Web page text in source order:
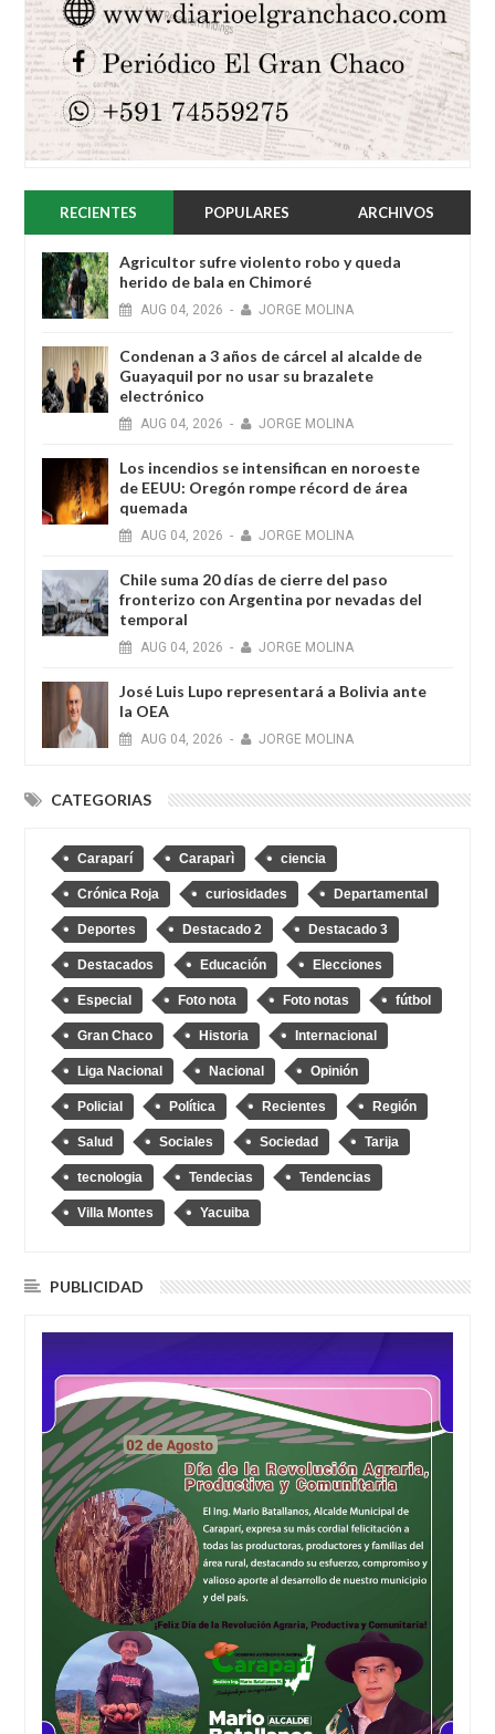
RECIENTES POPULARES ARCHIVOS
Agricultor sufre violento robo y queda
herido de bala en Chimoré
AUG 04, 2026 - JORGE MOLINA
Condenan a 3 años de cárcel al alcalde de
Guayaquil por no usar su brazalete
electrónico
AUG 04, 2026 - JORGE MOLINA
Los incendios se intensifican en noroeste
de EEUU: Oregón rompe récord de área
quemada
AUG 04, 2026 - JORGE MOLINA
Chile suma 20 días de cierre del paso
fronterizo con Argentina por nevadas del
temporal
AUG 04, 2026 - JORGE MOLINA
José Luis Lupo representará a Bolivia ante
la OEA
AUG 04, 2026 - JORGE MOLINA
CATEGORIAS
Caraparí Caraparì ciencia
Crónica Roja curiosidades Departamental
Deportes Destacado 2 Destacado 3
Destacados Educación Elecciones
Especial Foto nota Foto notas fútbol
Gran Chaco Historia Internacional
Liga Nacional Nacional Opinión
Policial Política Recientes Región
Salud Sociales Sociedad Tarija
tecnologia Tendecias Tendencias
Villa Montes Yacuiba
PUBLICIDAD